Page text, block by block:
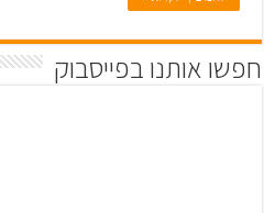
חפשו אותנו בפייסבוק